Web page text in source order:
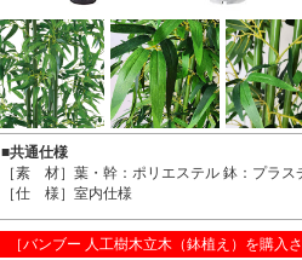
■共通仕様
［素 材］葉・幹：ポリエステル 鉢：プラ
［仕 様］室内仕様
［バンブー 人工樹木立木（鉢植え）を購入